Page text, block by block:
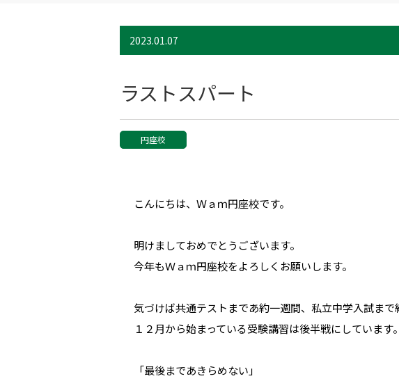
2023.01.07
ラストスパート
円座校
こんにちは、Ｗａｍ円座校です。
明けましておめでとうございます。
今年もＷａｍ円座校をよろしくお願いします。
気づけば共通テストまであ約一週間、私立中学入試ま
１２月から始まっている受験講習は後半戦にしています。
「最後まであきらめない」